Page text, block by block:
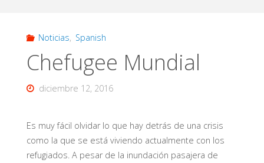
Noticias, Spanish
Chefugee Mundial
diciembre 12, 2016
Es muy fácil olvidar lo que hay detrás de una crisis
como la que se está viviendo actualmente con los
refugiados. A pesar de la inundación pasajera de